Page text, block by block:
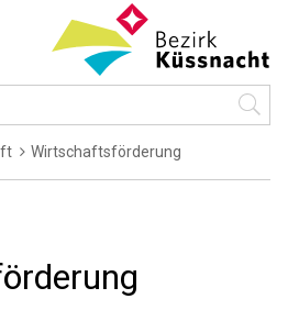
Wirtschaftsförderung